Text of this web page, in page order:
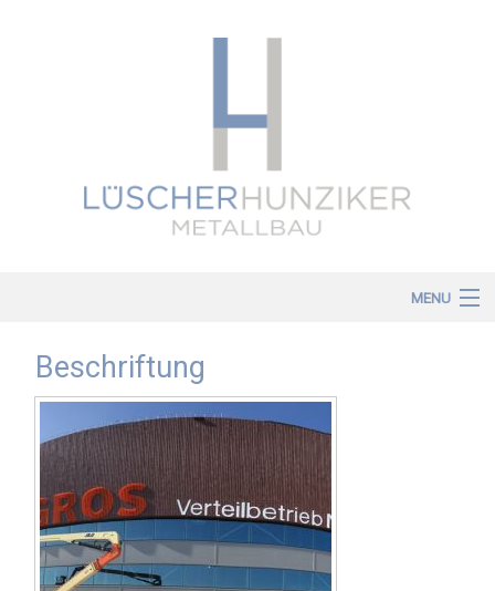
MENU
Dienstleistungen
Über uns
Kontakt
Datenschutzerklärung
Beschriftung